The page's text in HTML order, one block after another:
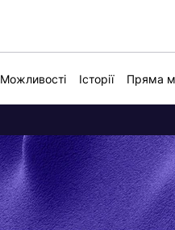
Можливості Історії Пряма